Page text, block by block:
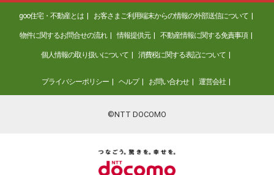
goo住宅・不動産とは お客さまご利用端末からの情報の外部送信について
物件に関するお問合せの流れ 情報提供元 不動産情報に関する免責事項
個人情報の取り扱いについて 消費税に関する表記について
プライバシーポリシー ヘルプ お問い合わせ 運営会社
©NTT DOCOMO